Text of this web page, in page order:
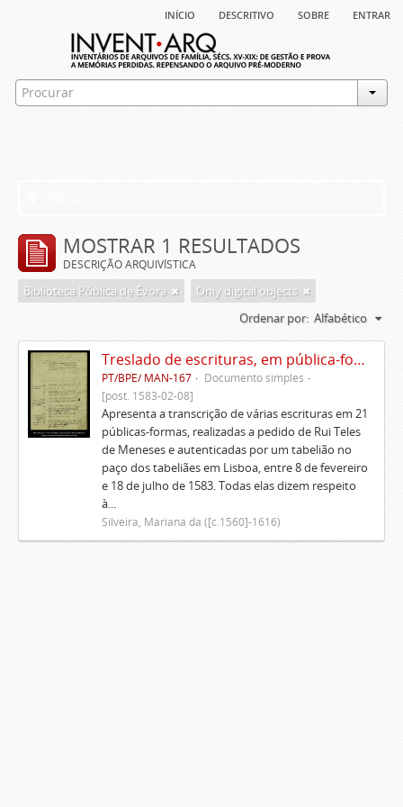
início descritivo sobre entrar
MOSTRAR 1 RESULTADOS
DESCRIÇÃO ARQUIVÍSTICA
Biblioteca Pública de Évora
Only digital objects
Ordenar por: Alfabético
Treslado de escrituras, em pública-forma, de Rui Teles de Meneses
PT/BPE/ MAN-167
Documento simples
[post. 1583-02-08]
Apresenta a transcrição de várias escrituras em 21
públicas-formas, realizadas a pedido de Rui Teles
de Meneses e autenticadas por um tabelião no
paço dos tabeliães em Lisboa, entre 8 de fevereiro
e 18 de julho de 1583. Todas elas dizem respeito
à...
Silveira, Mariana da ([c.1560]-1616)